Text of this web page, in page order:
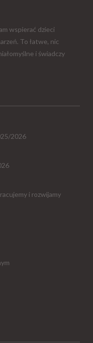
wspierać dzieci
To łatwe, nic
i świadczy
2026
i rozwijamy